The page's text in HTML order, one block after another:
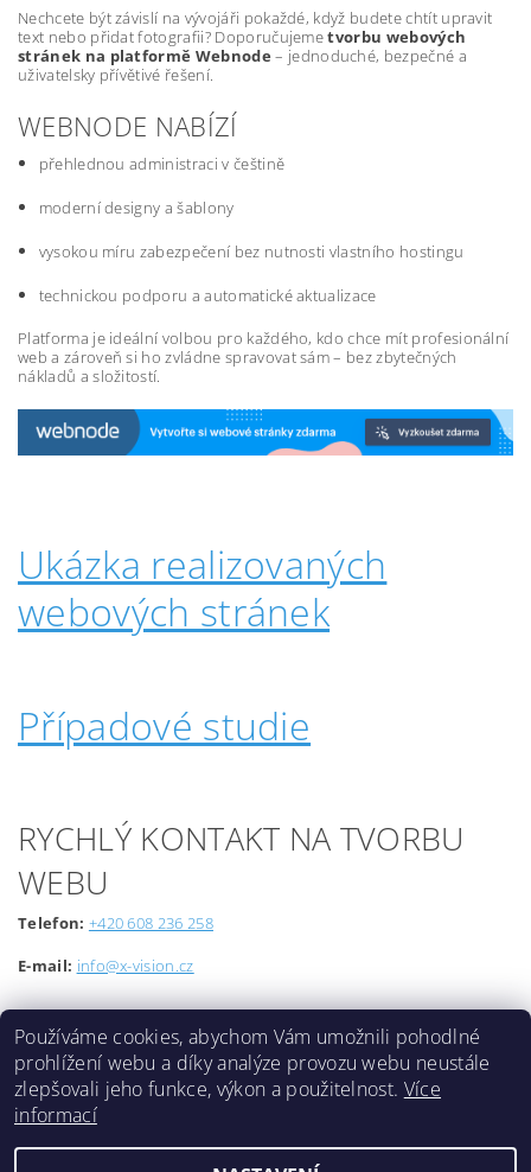
Nechcete být závislí na vývojáři pokaždé, když budete chtít upravit
text nebo přidat fotografii? Doporučujemetvorbu webových
stránek na platformě Webnode – jednoduché, bezpečné a
uživatelsky přívětivé řešení.
WEBNODE NABÍZÍ
přehlednou administraci v češtině
moderní designy a šablony
vysokou míru zabezpečení bez nutnosti vlastního hostingu
technickou podporu a automatické aktualizace
Platforma je ideální volbou pro každého, kdo chce mít profesionální
web a zároveň si ho zvládne spravovat sám – bez zbytečných
nákladů a složitostí.
Ukázka realizovaných
webových stránek
Případové studie
RYCHLÝ KONTAKT NA TVORBU
WEBU
Telefon: +420 608 236 258
E-mail: info@x-vision.cz
Používáme cookies, abychom Vám umožnili pohodlné
prohlížení webu a díky analýze provozu webu neustále
zlepšovali jeho funkce, výkon a použitelnost. Více
informací